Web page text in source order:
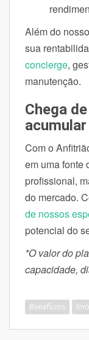
Além do
sua
concierge,
manutenção.
Chega
Com o
em uma fonte
profissional,
do mercado.
de nossos
potencial do
*O valor do
capacidade,
Benefícios